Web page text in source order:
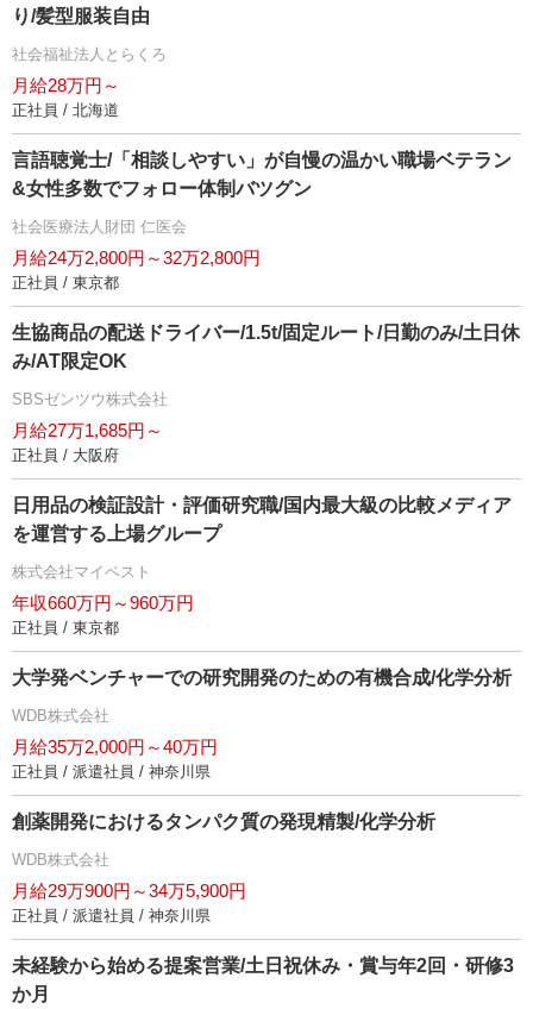
り/髪型服装自由
社会福祉法人とらくろ
月給28万円～
正社員 / 北海道
言語聴覚士/「相談しやすい」が自慢の温かい職場ベテラン
&女性多数でフォロー体制バツグン
社会医療法人財団 仁医会
月給24万2,800円～32万2,800円
正社員 / 東京都
生協商品の配送ドライバー/1.5t/固定ルート/日勤のみ/土日休
み/AT限定OK
SBSゼンツウ株式会社
月給27万1,685円～
正社員 / 大阪府
日用品の検証設計・評価研究職/国内最大級の比較メディア
を運営する上場グループ
株式会社マイベスト
年収660万円～960万円
正社員 / 東京都
大学発ベンチャーでの研究開発のための有機合成/化学分析
WDB株式会社
月給35万2,000円～40万円
正社員 / 派遣社員 / 神奈川県
創薬開発におけるタンパク質の発現精製/化学分析
WDB株式会社
月給29万900円～34万5,900円
正社員 / 派遣社員 / 神奈川県
未経験から始める提案営業/土日祝休み・賞与年2回・研修3
か月